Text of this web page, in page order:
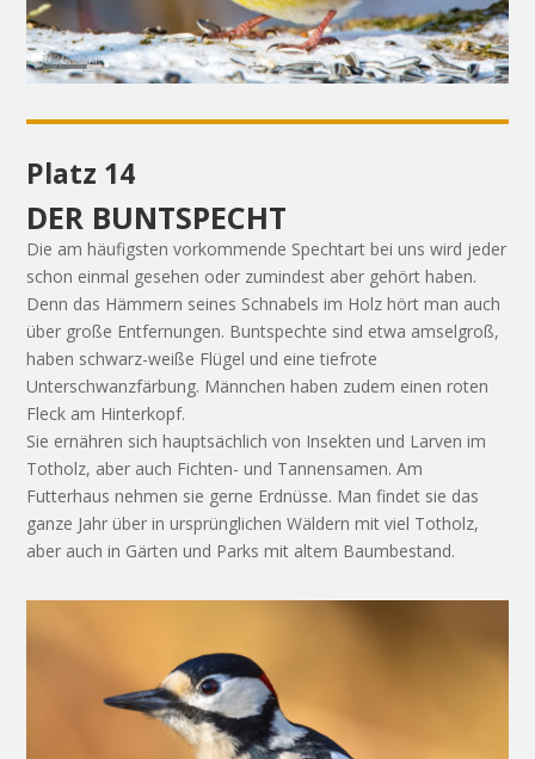
Platz 14
DER BUNTSPECHT
Die am häufigsten vorkommende Spechtart bei uns wird jeder
schon einmal gesehen oder zumindest aber gehört haben.
Denn das Hämmern seines Schnabels im Holz hört man auch
über große Entfernungen. Buntspechte sind etwa amselgroß,
haben schwarz-weiße Flügel und eine tiefrote
Unterschwanzfärbung. Männchen haben zudem einen roten
Fleck am Hinterkopf.
Sie ernähren sich hauptsächlich von Insekten und Larven im
Totholz, aber auch Fichten- und Tannensamen. Am
Futterhaus nehmen sie gerne Erdnüsse. Man findet sie das
ganze Jahr über in ursprünglichen Wäldern mit viel Totholz,
aber auch in Gärten und Parks mit altem Baumbestand.